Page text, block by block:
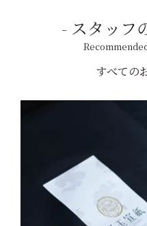
スタッフ
すべての